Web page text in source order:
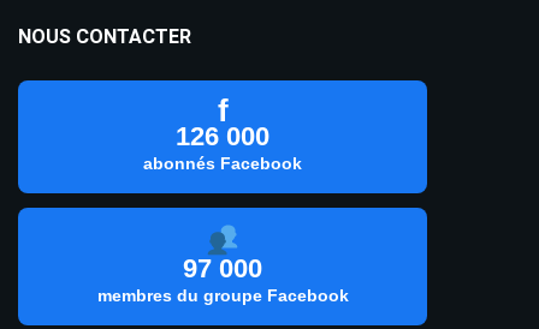
NOUS CONTACTER
f
126 000
abonnés Facebook
97 000
membres du groupe Facebook